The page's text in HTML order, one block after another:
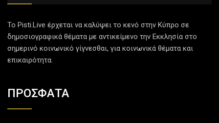
Το Pisti.Live έρχεται να καλύψει το κενό στην Κύπρο σε
δημοσιογραφικά θέματα με αντικείμενο την Εκκλησία στο
σημερινό κοινωνικό γίγνεσθαι, για κοινωνικά θέματα και
επικαιρότητα.
ΠΡΟΣΦΑΤΑ